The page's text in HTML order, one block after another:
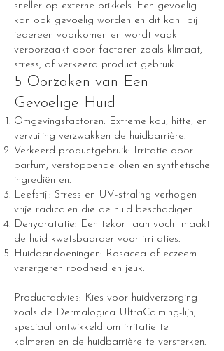
sneller op externe prikkels. Een gevoelig
kan ook gevoelig worden en dit kan bij
iedereen voorkomen en wordt vaak
veroorzaakt door factoren zoals klimaat,
stress, of verkeerd product gebruik.
5 Oorzaken van Een
Gevoelige Huid
Omgevingsfactoren: Extreme kou, hitte, en
vervuiling verzwakken de huidbarrière.
Verkeerd productgebruik: Irritatie door
parfum, verstoppende oliën en synthetische
ingrediënten.
Leefstijl: Stress en UV-straling verhogen
vrije radicalen die de huid beschadigen.
Dehydratatie: Een tekort aan vocht maakt
de huid kwetsbaarder voor irritaties.
Huidaandoeningen: Rosacea of eczeem
verergeren roodheid en jeuk.
Productadvies: Kies voor huidverzorging
zoals de Dermalogica UltraCalming-lijn,
speciaal ontwikkeld om irritatie te
kalmeren en de huidbarrière te versterken.